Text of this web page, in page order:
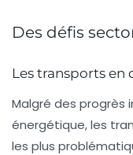
Des défis
Les transports en
Malgré des progrès
énergétique, les
les plus